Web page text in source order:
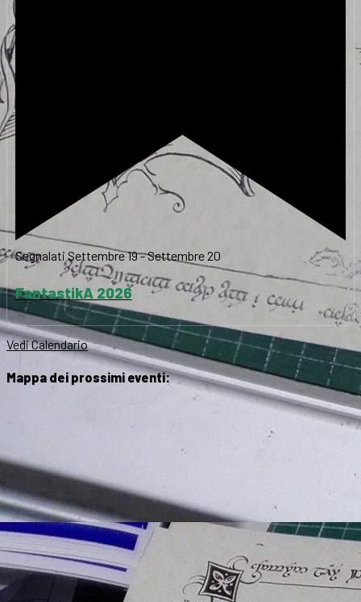
Segnalati Settembre 19-Settembre 20
FantastikA 2026
Vedi Calendario
Mappa dei prossimi eventi: